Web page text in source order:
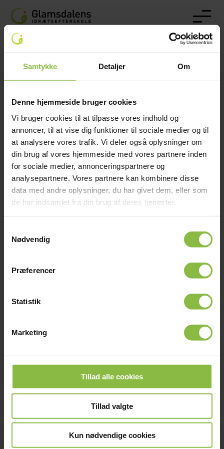
Samtykke Detaljer Om
Denne hjemmeside bruger cookies
Vi bruger cookies til at tilpasse vores indhold og
annoncer, til at vise dig funktioner til sociale medier og til
at analysere vores trafik. Vi deler også oplysninger om
din brug af vores hjemmeside med vores partnere inden
for sociale medier, annonceringspartnere og
analysepartnere. Vores partnere kan kombinere disse
data med andre oplysninger, du har givet dem, eller som
de har indsamlet fra din brug af deres tjenester.
Nødvendig
Præferencer
Statistik
Marketing
Tillad alle cookies
Tillad valgte
Kun nødvendige cookies
Glamsdalens Idrætsefterskole
Telefon:64 72 36 60
Mail:gie@glamsdalen.dk
EAN: 5790002583575
Efterskolelivet
INTRANET VIGGO
Copyright © 2026 | All Rights Reserved Glamsdalens
Idrætsefterskole | Telefon:64 72 36 60 | Mail:gie@glamsdalen.dk